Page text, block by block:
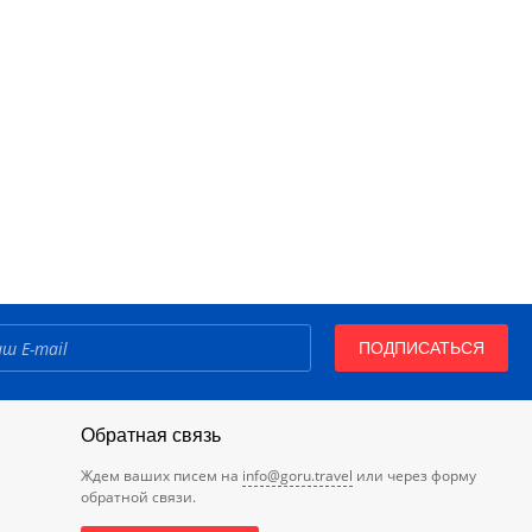
ПОДПИСАТЬСЯ
Обратная связь
Ждем ваших писем на info@goru.travel или через форму
обратной связи.